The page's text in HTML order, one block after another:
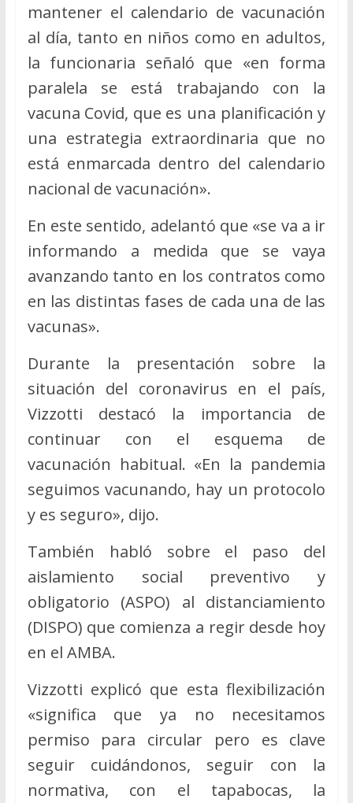
mantener el calendario de vacunación
al día, tanto en niños como en adultos,
la funcionaria señaló que «en forma
paralela se está trabajando con la
vacuna Covid, que es una planificación y
una estrategia extraordinaria que no
está enmarcada dentro del calendario
nacional de vacunación».
En este sentido, adelantó que «se va a ir
informando a medida que se vaya
avanzando tanto en los contratos como
en las distintas fases de cada una de las
vacunas».
Durante la presentación sobre la
situación del coronavirus en el país,
Vizzotti destacó la importancia de
continuar con el esquema de
vacunación habitual. «En la pandemia
seguimos vacunando, hay un protocolo
y es seguro», dijo.
También habló sobre el paso del
aislamiento social preventivo y
obligatorio (ASPO) al distanciamiento
(DISPO) que comienza a regir desde hoy
en el AMBA.
Vizzotti explicó que esta flexibilización
«significa que ya no necesitamos
permiso para circular pero es clave
seguir cuidándonos, seguir con la
normativa, con el tapabocas, la